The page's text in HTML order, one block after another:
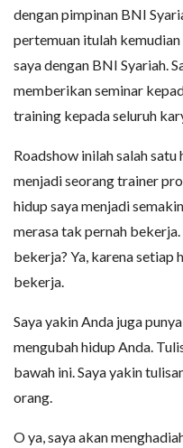
dengan pimpinan BNI
pertemuan itulah
saya dengan BNI Syariah.
memberikan seminar
training kepada seluruh
Roadshow inilah salah
menjadi seorang trainer
hidup saya menjadi
merasa tak pernah
bekerja? Ya, karena setiap
bekerja.
Saya yakin Anda juga
mengubah hidup Anda.
bawah ini. Saya yakin
orang.
O ya, saya akan